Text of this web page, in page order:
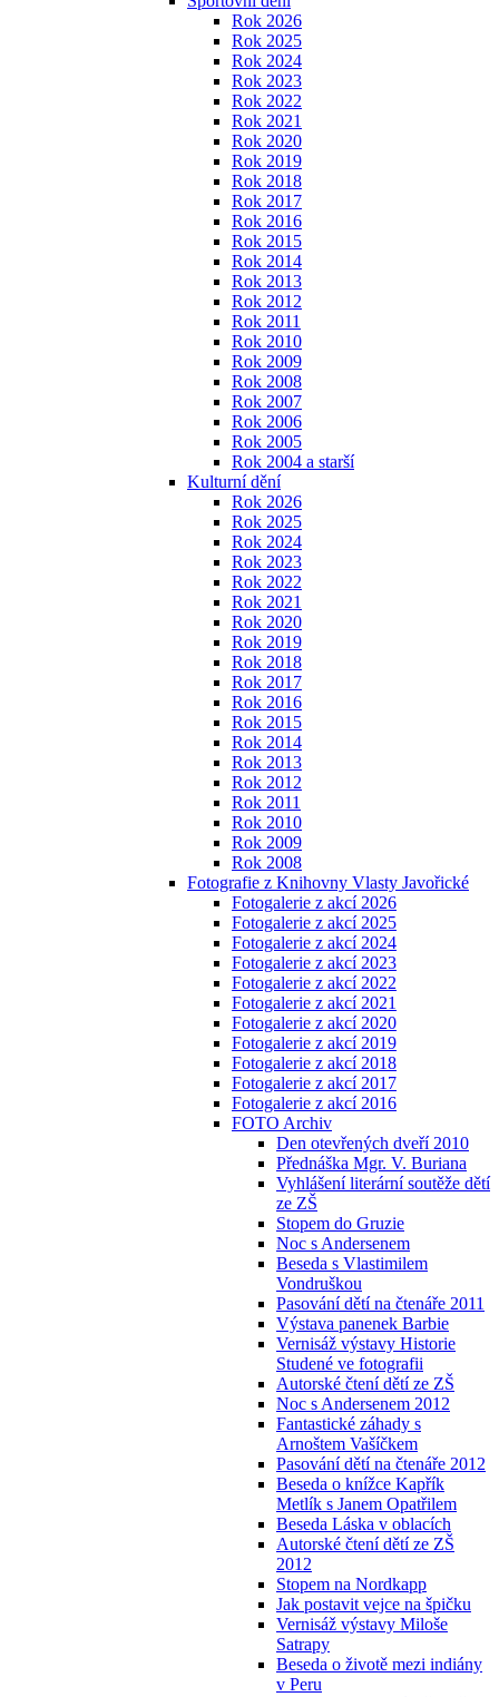
Rok 2026
Rok 2025
Rok 2024
Rok 2023
Rok 2022
Rok 2021
Rok 2020
Rok 2019
Rok 2018
Rok 2017
Rok 2016
Rok 2015
Rok 2014
Rok 2013
Rok 2012
Rok 2011
Rok 2010
Rok 2009
Rok 2008
Rok 2007
Rok 2006
Rok 2005
Rok 2004 a starší
Kulturní dění
Rok 2026
Rok 2025
Rok 2024
Rok 2023
Rok 2022
Rok 2021
Rok 2020
Rok 2019
Rok 2018
Rok 2017
Rok 2016
Rok 2015
Rok 2014
Rok 2013
Rok 2012
Rok 2011
Rok 2010
Rok 2009
Rok 2008
Fotografie z Knihovny Vlasty Javořické
Fotogalerie z akcí 2026
Fotogalerie z akcí 2025
Fotogalerie z akcí 2024
Fotogalerie z akcí 2023
Fotogalerie z akcí 2022
Fotogalerie z akcí 2021
Fotogalerie z akcí 2020
Fotogalerie z akcí 2019
Fotogalerie z akcí 2018
Fotogalerie z akcí 2017
Fotogalerie z akcí 2016
FOTO Archiv
Den otevřených dveří 2010
Přednáška Mgr. V. Buriana
Vyhlášení literární soutěže dětí
ze ZŠ
Stopem do Gruzie
Noc s Andersenem
Beseda s Vlastimilem
Vondruškou
Pasování dětí na čtenáře 2011
Výstava panenek Barbie
Vernisáž výstavy Historie
Studené ve fotografii
Autorské čtení dětí ze ZŠ
Noc s Andersenem 2012
Fantastické záhady s
Arnoštem Vašíčkem
Pasování dětí na čtenáře 2012
Beseda o knížce Kapřík
Metlík s Janem Opatřilem
Beseda Láska v oblacích
Autorské čtení dětí ze ZŠ
2012
Stopem na Nordkapp
Jak postavit vejce na špičku
Vernisáž výstavy Miloše
Satrapy
Beseda o životě mezi indiány
v Peru